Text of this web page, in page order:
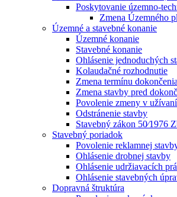
Poskytovanie územno-
Zmena Územného
Územné a stavebné konanie
Územné konanie
Stavebné konanie
Ohlásenie jednoduchých
Kolaudačné rozhodnutie
Zmena termínu
Zmena stavby pred
Povolenie zmeny v
Odstránenie stavby
Stavebný zákon 50⁄1976
Stavebný poriadok
Povolenie reklamnej
Ohlásenie drobnej stavby
Ohlásenie udržiavacích
Ohlásenie stavebných
Dopravná štruktúra